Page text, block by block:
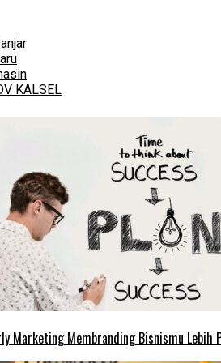
KALSEL
Marketing Membranding Bisnismu Lebih